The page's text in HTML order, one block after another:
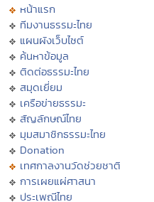
หน้าแรก
ทีมงานธรรมะไทย
แผนผังเว็บไซต์
ค้นหาข้อมูล
ติดต่อธรรมะไทย
สมุดเยี่ยม
เครือข่ายธรรมะ
สัญลักษณ์ไทย
มุมสมาชิกธรรมะไทย
Donation
เทศกาลงานวัดช่วยชาติ
การเผยแผ่ศาสนา
ประเพณีไทย